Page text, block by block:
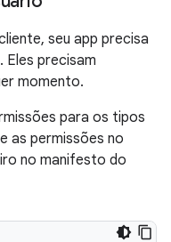
seu app precisa
Eles precisam
momento.
para os tipos
as permissões no
no manifesto do